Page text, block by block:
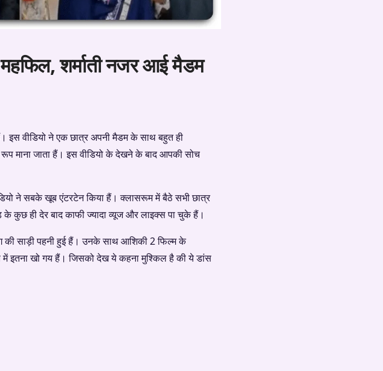
शर्माती नजर आई मैडम
वीडियो ने एक छात्र अपनी मैडम के साथ बहुत ही
रूप माना जाता हैं। इस वीडियो के देखने के बाद आपकी सोच
ने सबके खूब एंटरटेन किया हैं। क्लासरूम में बैठे सभी छात्र
कुछ ही देर बाद काफी ज्यादा व्यूज और लाइक्स पा चुके हैं।
की साड़ी पहनी हुई हैं। उनके साथ आशिकी 2 फिल्म के
में इतना खो गय हैं। जिसको देख ये कहना मुश्किल है की ये डांस